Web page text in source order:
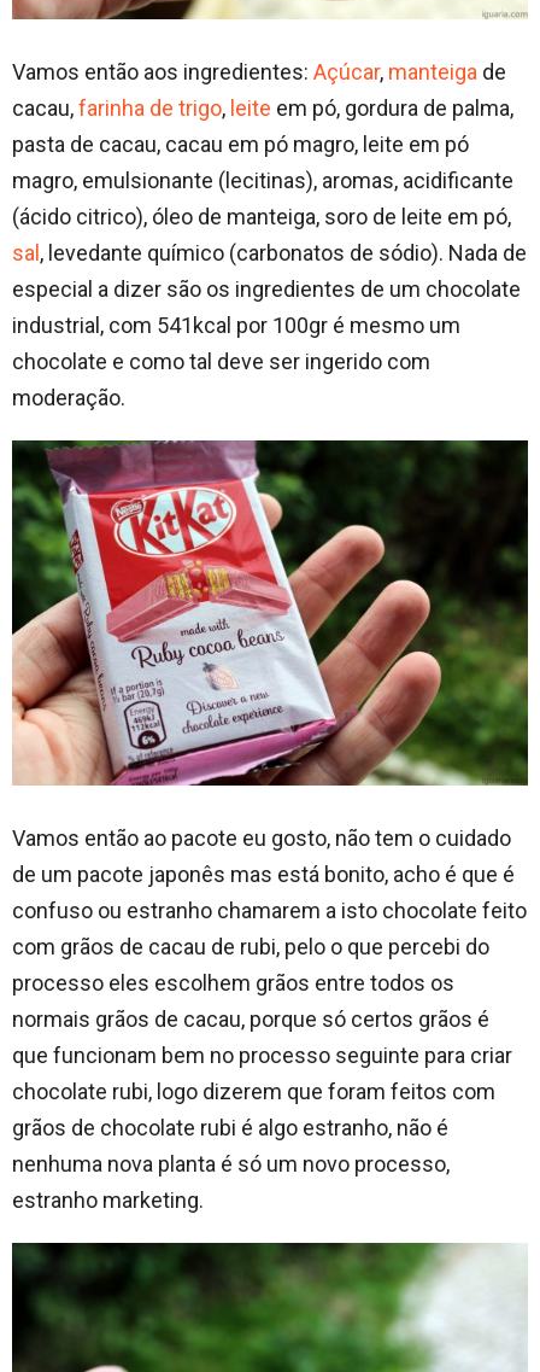
Vamos então aos ingredientes: Açúcar, manteiga de
cacau,farinha de trigo, leite em pó, gordura de palma,
pasta de cacau, cacau em pó magro, leite em pó
magro, emulsionante (lecitinas), aromas, acidificante
(ácido citrico), óleo de manteiga, soro de leite em pó,
sal , levedante químico (carbonatos de sódio). Nada de
especial a dizer são os ingredientes de um chocolate
industrial, com 541kcal por 100gr é mesmo um
chocolate e como tal deve ser ingerido com
moderação.
Vamos então ao pacote eu gosto, não tem o cuidado
de um pacote japonês mas está bonito, acho é que é
confuso ou estranho chamarem a isto chocolate feito
com grãos de cacau de rubi, pelo o que percebi do
processo eles escolhem grãos entre todos os
normais grãos de cacau, porque só certos grãos é
que funcionam bem no processo seguinte para criar
chocolate rubi, logo dizerem que foram feitos com
grãos de chocolate rubi é algo estranho, não é
nenhuma nova planta é só um novo processo,
estranho marketing.